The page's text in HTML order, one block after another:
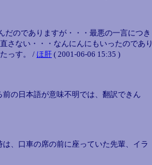
のでありますが・・・最悪の一言につき
さない・・・なんにんにもいったのであり
っす。 / ほ肝 ( 2001-06-06 15:35 )
の日本語が意味不明では、翻訳できん
、口車の席の前に座っていた先輩、イラ